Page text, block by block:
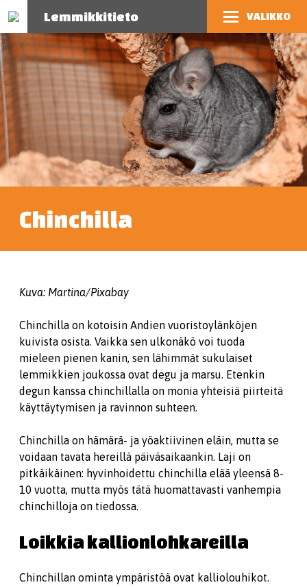
Lemmikkitieto VALIKKO
Chinchilla
Kuva: Martina/Pixabay
Chinchilla on kotoisin Andien vuoristoylänköjen
kuivista osista. Vaikka sen ulkonäkö voi tuoda
mieleen pienen kanin, sen lähimmät sukulaiset
lemmikkien joukossa ovat degu ja marsu. Etenkin
degun kanssa chinchillalla on monia yhteisiä piirteitä
käyttäytymisen ja ravinnon suhteen.
Chinchilla on hämärä- ja yöaktiivinen eläin, mutta se
voidaan tavata hereillä päiväsaikaankin. Laji on
pitkäikäinen: hyvinhoidettu chinchilla elää yleensä 8-
10 vuotta, mutta myös tätä huomattavasti vanhempia
chinchilloja on tiedossa.
Loikkia kallionlohkareilla
Chinchillan ominta ympäristöä ovat kalliolouhikot.